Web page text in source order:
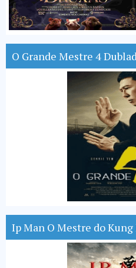
O Grande Mestre 4
Ip Man O Mestre do Kung